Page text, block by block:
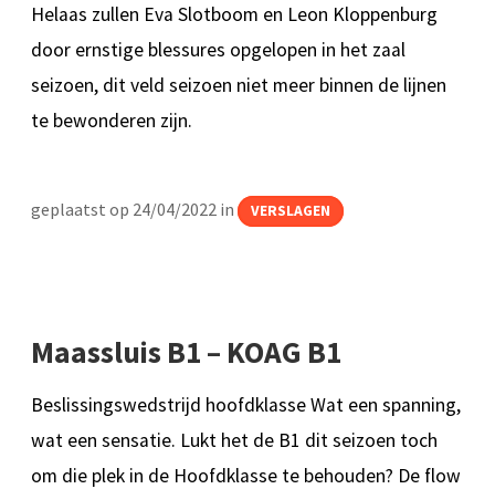
Helaas zullen Eva Slotboom en Leon Kloppenburg
door ernstige blessures opgelopen in het zaal
seizoen, dit veld seizoen niet meer binnen de lijnen
te bewonderen zijn.
geplaatst op 24/04/2022 in VERSLAGEN
Maassluis B1 – KOAG B1
Beslissingswedstrijd hoofdklasse Wat een spanning,
wat een sensatie. Lukt het de B1 dit seizoen toch
om die plek in de Hoofdklasse te behouden? De flow